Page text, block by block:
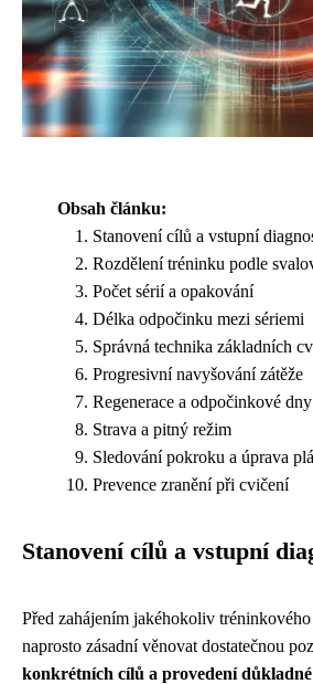
Obsah článku:
Stanovení cílů a vstupní
Rozdělení tréninku podle
Počet sérií a opakování
Délka odpočinku mezi sériemi
Správná technika základních
Progresivní navyšování zátěže
Regenerace a odpočinkové dny
Strava a pitný režim
Sledování pokroku a úprava
Prevence zranění při cvičení
Stanovení cílů a vstupní
Před zahájením jakéhokoliv
naprosto zásadní věnovat dostatečnou
konkrétních cílů a provedení